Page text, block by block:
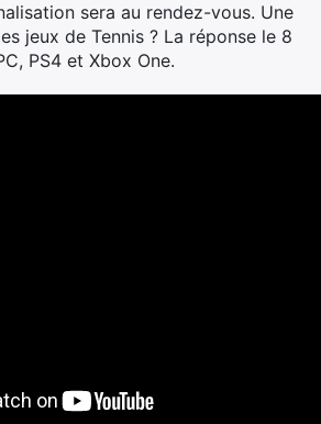
sera au rendez-vous. Une
jeux de Tennis ? La réponse le 8
PS4 et Xbox One.